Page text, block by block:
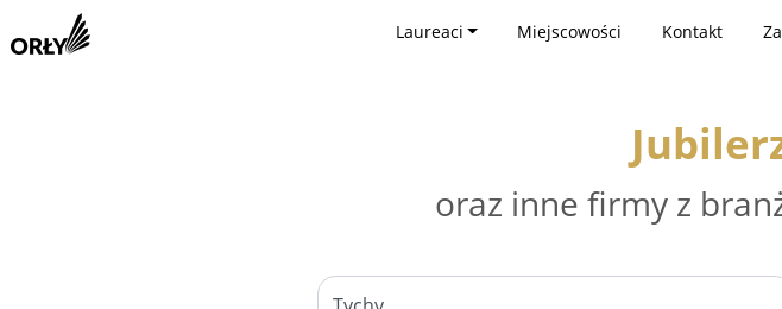
Laureaci Miejscowości Kontakt
oraz inne firmy z